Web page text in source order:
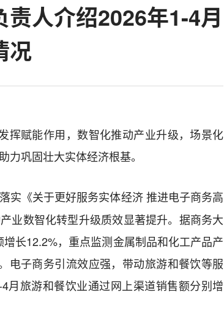
人介绍2026年1-4月
况
挥赋能作用，数智化推动产业升级，场景化
巩固壮大实体经济根基。
实《关于更好服务实体经济 推进电子商务高
业数智化转型升级质效显著提升。据商务大
长12.2%，重点监测金属制品和化工产品产
电子商务引流效应强，带动旅游和餐饮等服
月旅游和餐饮业通过网上渠道销售额分别增